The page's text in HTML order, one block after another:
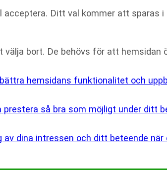
acceptera. Ditt val kommer att sparas i
välja bort. De behövs för att hemsidan
hemsidans funktionalitet och
prestera så bra som möjligt under ditt
av dina intressen och ditt beteende